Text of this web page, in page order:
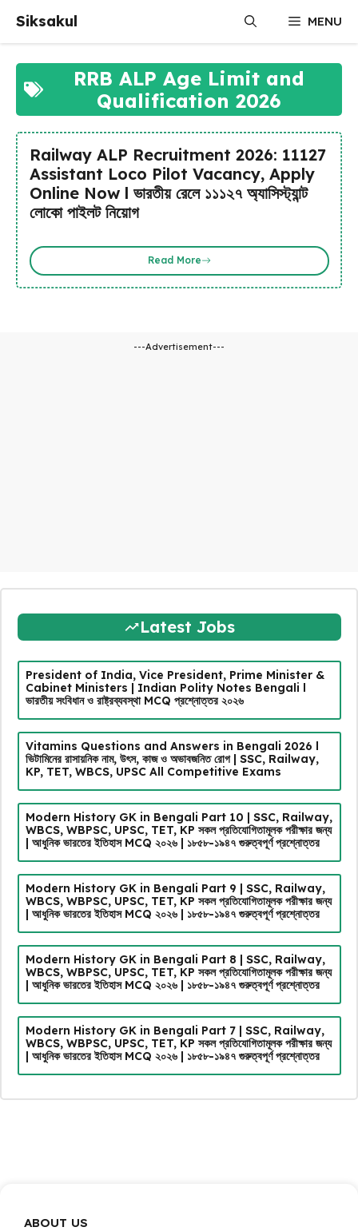
content
Siksakul MENU
RRB ALP Age Limit and
Qualification 2026
Railway ALP Recruitment 2026: 11127
Assistant Loco Pilot Vacancy, Apply
Online Now l ভারতীয় রেলে ১১১২৭ অ্যাসিস্ট্যান্ট
লোকো পাইলট নিয়োগ
Read More
---Advertisement---
Latest Jobs
President of India, Vice President, Prime Minister &
Cabinet Ministers | Indian Polity Notes Bengali l
ভারতীয় সংবিধান ও রাষ্ট্রব্যবস্থা MCQ প্রশ্নোত্তর ২০২৬
Vitamins Questions and Answers in Bengali 2026 l
ভিটামিনের রাসায়নিক নাম, উৎস, কাজ ও অভাবজনিত রোগ | SSC, Railway,
KP, TET, WBCS, UPSC All Competitive Exams
Modern History GK in Bengali Part 10 | SSC, Railway,
WBCS, WBPSC, UPSC, TET, KP সকল প্রতিযোগিতামূলক পরীক্ষার জন্য
| আধুনিক ভারতের ইতিহাস MCQ ২০২৬ | ১৮৫৮-১৯৪৭ গুরুত্বপূর্ণ প্রশ্নোত্তর
Modern History GK in Bengali Part 9 | SSC, Railway,
WBCS, WBPSC, UPSC, TET, KP সকল প্রতিযোগিতামূলক পরীক্ষার জন্য
| আধুনিক ভারতের ইতিহাস MCQ ২০২৬ | ১৮৫৮-১৯৪৭ গুরুত্বপূর্ণ প্রশ্নোত্তর
Modern History GK in Bengali Part 8 | SSC, Railway,
WBCS, WBPSC, UPSC, TET, KP সকল প্রতিযোগিতামূলক পরীক্ষার জন্য
| আধুনিক ভারতের ইতিহাস MCQ ২০২৬ | ১৮৫৮-১৯৪৭ গুরুত্বপূর্ণ প্রশ্নোত্তর
Modern History GK in Bengali Part 7 | SSC, Railway,
WBCS, WBPSC, UPSC, TET, KP সকল প্রতিযোগিতামূলক পরীক্ষার জন্য
| আধুনিক ভারতের ইতিহাস MCQ ২০২৬ | ১৮৫৮-১৯৪৭ গুরুত্বপূর্ণ প্রশ্নোত্তর
ABOUT US